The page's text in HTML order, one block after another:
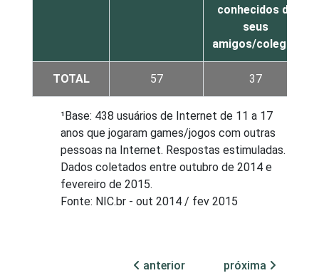
conhecidos de
seus
amigos/colegas
TOTAL 57 37
¹Base: 438 usuários de Internet de 11 a 17
anos que jogaram games/jogos com outras
pessoas na Internet. Respostas estimuladas.
Dados coletados entre outubro de 2014 e
fevereiro de 2015.
Fonte: NIC.br - out 2014 / fev 2015
anterior próxima